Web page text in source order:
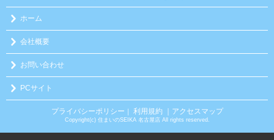
ホーム
会社概要
お問い合わせ
PCサイト
プライバシーポリシー ｜ 利用規約 ｜アクセスマップ
Copyright(c) 住まいのSEIKA 名古屋店 All rights reserved.